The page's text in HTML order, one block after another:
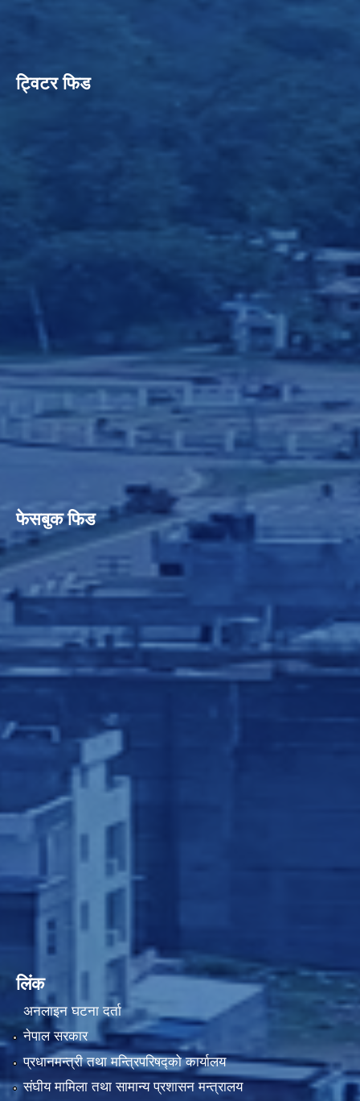
ट्विटर फिड
फेसबुक फिड
लिंक
अनलाइन घटना दर्ता
नेपाल सरकार
प्रधानमन्त्री तथा मन्त्रिपरिषद्को कार्यालय
संघीय मामिला तथा सामान्य प्रशासन मन्त्रालय